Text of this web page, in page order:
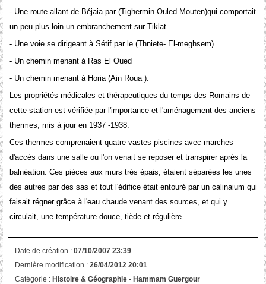
- Une route allant de Béjaia par (Tighermin-Ouled Mouten)qui comportait
un peu plus loin un embranchement sur Tiklat .
- Une voie se dirigeant à Sétif par le (Thniete- El-meghsem)
- Un chemin menant à Ras El Oued
- Un chemin menant à Horia (Ain Roua ).
Les propriétés médicales et thérapeutiques du temps des Romains de
cette station est vérifiée par l'importance et l'aménagement des anciens
thermes, mis à jour en 1937 -1938.
Ces thermes comprenaient quatre vastes piscines avec marches
d'accès dans une salle ou l'on venait se reposer et transpirer après la
balnéation. Ces pièces aux murs très épais, étaient séparées les unes
des autres par des sas et tout l'édifice était entouré par un calinaium qui
faisait régner grâce à l'eau chaude venant des sources, et qui y
circulait, une température douce, tiède et régulière.
Date de création : 07/10/2007 23:39
Dernière modification : 26/04/2012 20:01
Catégorie : Histoire & Géographie - Hammam Guergour